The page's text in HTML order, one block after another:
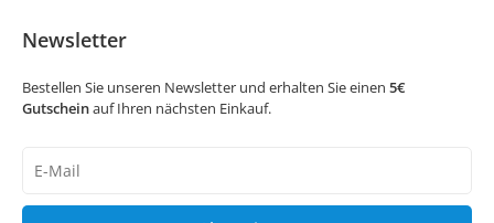
Newsletter
Bestellen Sie unseren Newsletter und erhalten Sie einen 5€
Gutscheinauf Ihren nächsten Einkauf.
Honig